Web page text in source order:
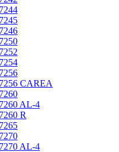
CAREA
AL-4
R
AL-4